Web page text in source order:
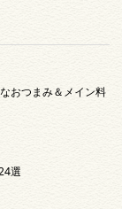
おつまみ＆メイン料
選